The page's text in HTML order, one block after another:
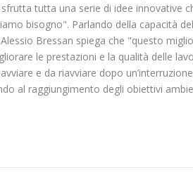
tutta una serie di idee innovative
bisogno". Parlando della capacità
Bressan spiega che "questo
le prestazioni e la qualità delle
e da riavviare dopo
al raggiungimento degli obiettivi